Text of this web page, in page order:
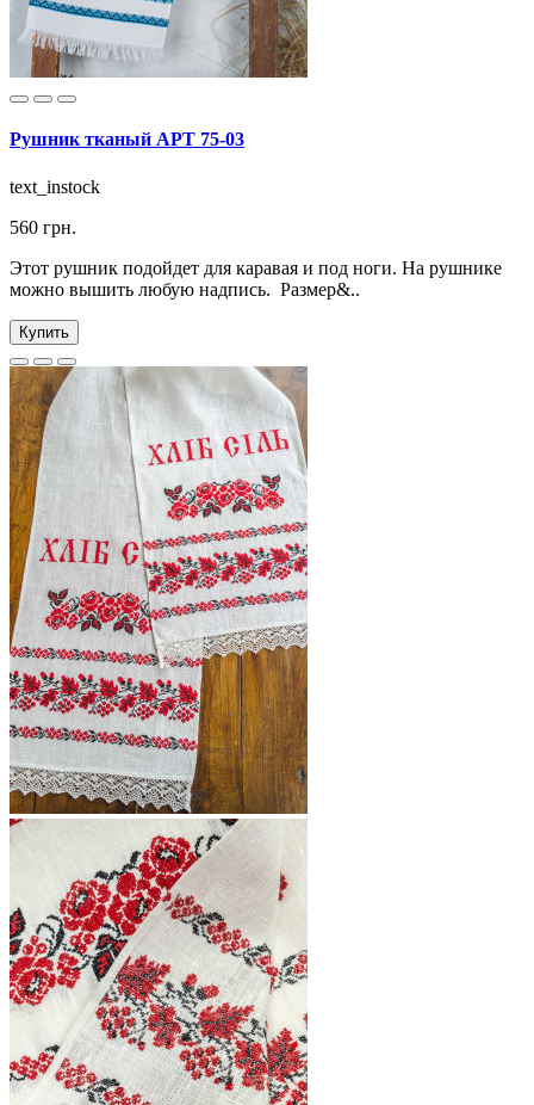
Рушник тканый АРТ 75-03
text_instock
560 грн.
Этот рушник подойдет для каравая и под ноги. На рушнике
можно вышить любую надпись. Размер&..
Купить